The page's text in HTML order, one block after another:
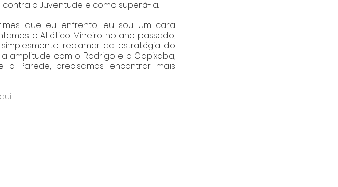
o Juventude e como superá-la.
que eu enfrento, eu sou um cara
o Atlético Mineiro no ano passado,
reclamar da estratégia do
amplitude com o Rodrigo e o Capixaba,
Parede, precisamos encontrar mais
.